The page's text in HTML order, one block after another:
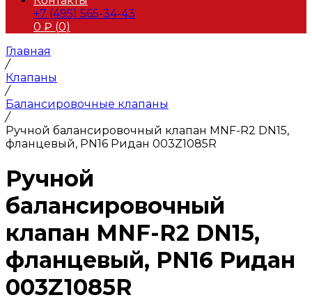
+7 (495) 565-34-43
0 ₽ (0)
Главная
/
Клапаны
/
Балансировочные клапаны
/
Ручной балансировочный клапан MNF-R2 DN15,
фланцевый, PN16 Ридан 003Z1085R
Ручной
балансировочный
клапан MNF-R2 DN15,
фланцевый, PN16 Ридан
003Z1085R